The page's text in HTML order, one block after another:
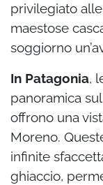
privilegiato
maestose
soggiorno
In Patagonia,
panoramica
offrono una
Moreno.
infinite
ghiaccio,